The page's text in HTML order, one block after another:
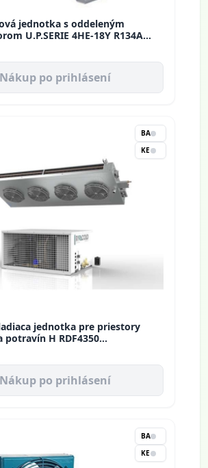
jednotka s oddeleným
4HE-18Y R134A
Nákup po prihlásení
BA
KE
jednotka pre priestory
potravín H RDF4350
Nákup po prihlásení
BA
KE